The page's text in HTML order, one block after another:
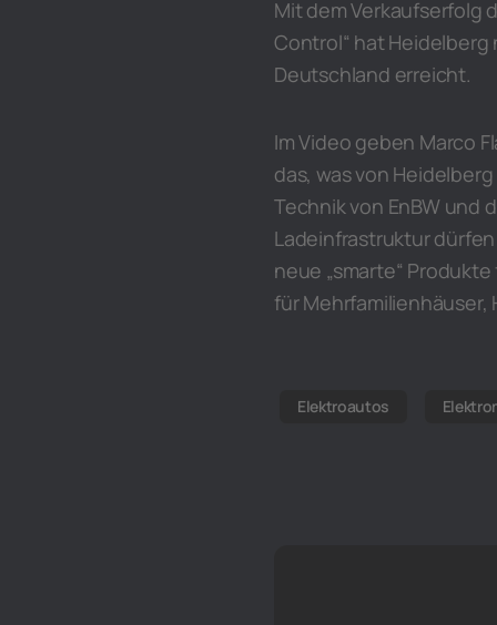
Mit dem Verkaufserfolg
Control“ hat
Deutschland erreicht.
Im Video geben Marco
das, was von
Technik von EnBW und
Ladeinfrastruktur
neue „smarte“
für
Elektroautos